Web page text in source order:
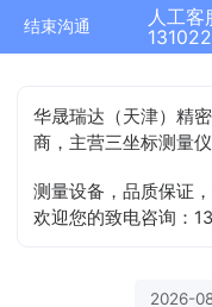
结束沟通
人工
华晟瑞达（天津）精
商，主营三坐标测量
测量设备，品质保证
欢迎您的致电咨询：
2026-